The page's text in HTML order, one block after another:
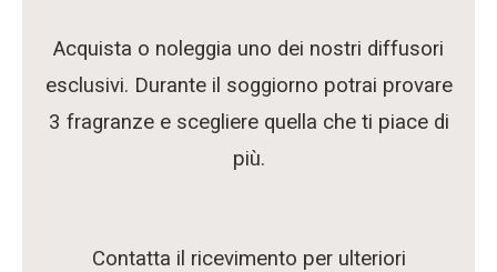
Acquista o noleggia uno dei nostri diffusori
esclusivi. Durante il soggiorno potrai provare
3 fragranze e scegliere quella che ti piace di
più.
Contatta il ricevimento per ulteriori